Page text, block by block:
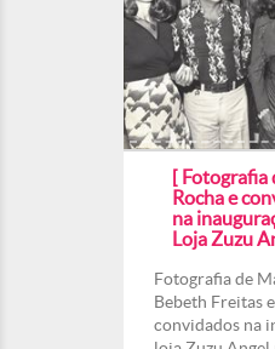
[ Fotografia
Rocha e
na
Loja Zuzu
Fotografia de
Bebeth Freitas
convidados na